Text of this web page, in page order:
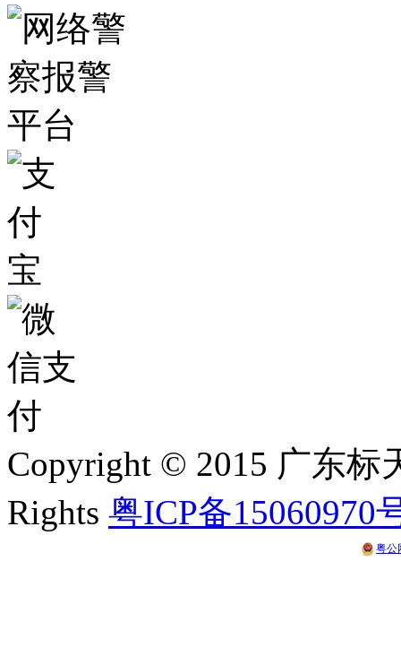
Copyright © 2015 广东
Rights 粤ICP备15060970
粤公